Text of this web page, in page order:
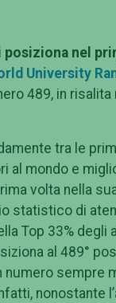
posiziona nel
University
489, in
tra le
al mondo e
volta nella
statistico di
Top 33% degli
al 489°
numero sempre
nonostante